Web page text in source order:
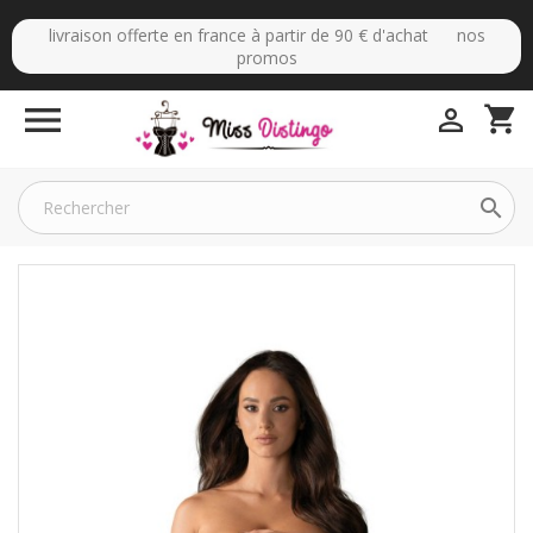
livraison offerte en france à partir de 90 € d'achat nos
promos
 shopping_cart

